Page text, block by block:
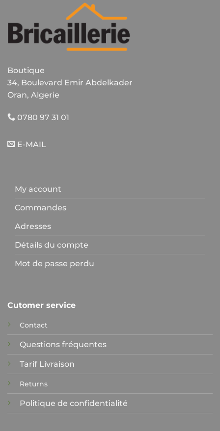
Boutique
34, Boulevard Emir Abdelkader
Oran, Algerie
0780 97 31 01
E-MAIL
My account
Commandes
Adresses
Détails du compte
Mot de passe perdu
Cutomer service
Contact
Questions fréquentes
Tarif Livraison
Returns
Politique de confidentialité